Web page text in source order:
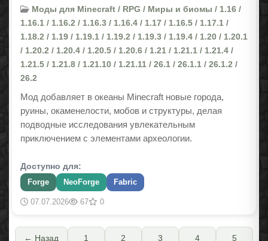
Моды для Minecraft / RPG / Миры и биомы / 1.16 /
1.16.1 / 1.16.2 / 1.16.3 / 1.16.4 / 1.17 / 1.16.5 / 1.17.1 /
1.18.2 / 1.19 / 1.19.1 / 1.19.2 / 1.19.3 / 1.19.4 / 1.20 / 1.20.1
/ 1.20.2 / 1.20.4 / 1.20.5 / 1.20.6 / 1.21 / 1.21.1 / 1.21.4 /
1.21.5 / 1.21.8 / 1.21.10 / 1.21.11 / 26.1 / 26.1.1 / 26.1.2 /
26.2
Мод добавляет в океаны Minecraft новые города,
руины, окаменелости, мобов и структуры, делая
подводные исследования увлекательным
приключением с элементами археологии.
Доступно для:
Forge NeoForge Fabric
07.07.2026 67 0
← Назад 1 2 3 4 5